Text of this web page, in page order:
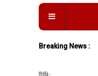
Breaking News :